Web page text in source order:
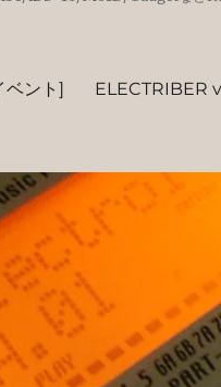
ベント] ELECTRIBER